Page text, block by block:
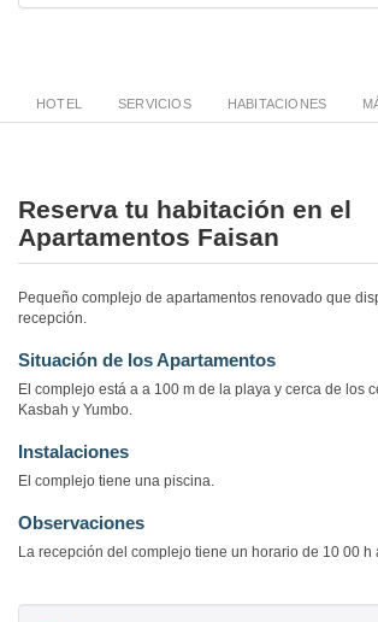
HOTEL SERVICIOS HABITACIONES
Reserva tu habitación en el
Apartamentos Faisan
Pequeño complejo de apartamentos renovado que
recepción.
Situación de los Apartamentos
El complejo está a a 100 m de la playa y cerca de los
Kasbah y Yumbo.
Instalaciones
El complejo tiene una piscina.
Observaciones
La recepción del complejo tiene un horario de 10 00 h